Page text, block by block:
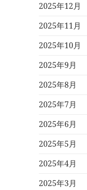
2025年12月
2025年11月
2025年10月
2025年9月
2025年8月
2025年7月
2025年6月
2025年5月
2025年4月
2025年3月